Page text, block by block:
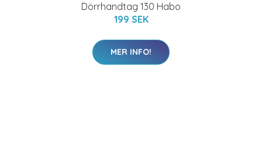
Dörrhandtag 130 Habo
199 SEK
MER INFO!